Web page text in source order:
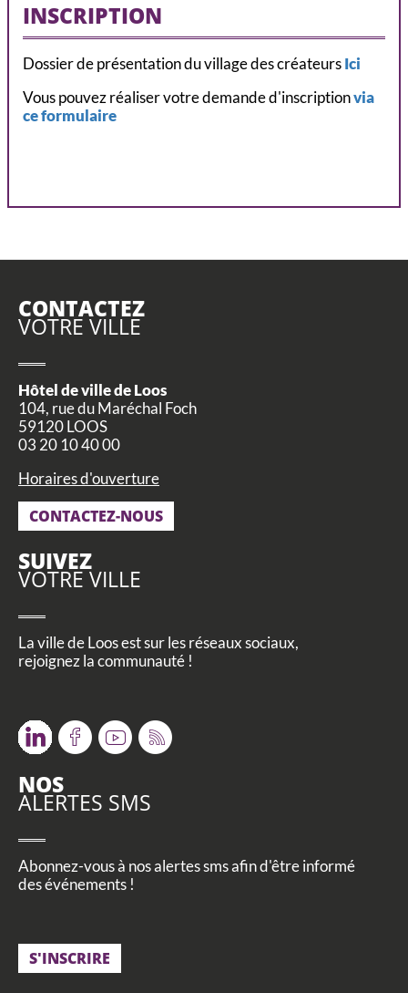
INSCRIPTION
Dossier de présentation du village des créateursIci
Vous pouvez réaliser votre demande d'inscriptionvia
ce formulaire
CONTACTEZ
VOTRE VILLE
Hôtel de ville de Loos
104, rue du Maréchal Foch
59120 LOOS
03 20 10 40 00
Horaires d'ouverture
CONTACTEZ-NOUS
SUIVEZ
VOTRE VILLE
La ville de Loos est sur les réseaux sociaux,
rejoignez la communauté !
TwitterFacebookYoutube
RSS
NOS
ALERTES SMS
Abonnez-vous à nos alertes sms afin d'être informé
des événements !
S'INSCRIRE